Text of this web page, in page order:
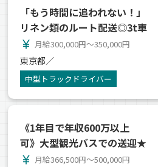
「もう時間に追われない！」
リネン類のルート配送◎3t車
currency_yen 月給300,000円～350,000円
東京都／
中型トラックドライバー
《1年目で年収600万以上
可》大型観光バスでの送迎★
currency_yen 月給366,500円～500,000円